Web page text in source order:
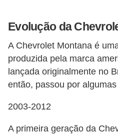
Evolução da
A Chevrolet Montana é
produzida pela marca
lançada originalmente no
então, passou por
2003-2012
A primeira geração da
o
í
i
s
s